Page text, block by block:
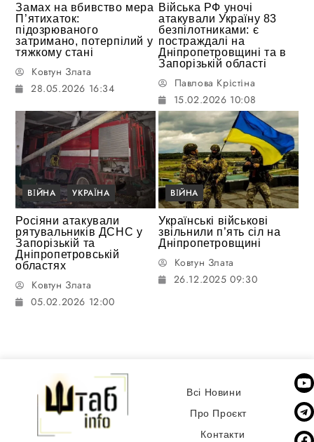
Замах на вбивство мера
П’ятихаток:
підозрюваного
затримано, потерпілий у
тяжкому стані
Ковтун Злата
28.05.2026 16:34
Війська РФ уночі
атакували Україну 83
безпілотниками: є
постраждалі на
Дніпропетровщині та в
Запорізькій області
Павлова Крістіна
15.02.2026 10:08
ВІЙНА УКРАЇНА
Росіяни атакували
рятувальників ДСНС у
Запорізькій та
Дніпропетровській
областях
Ковтун Злата
05.02.2026 12:00
ВІЙНА
Українські військові
звільнили п’ять сіл на
Дніпропетровщині
Ковтун Злата
26.12.2025 09:30
Всі Новини
Про Проєкт
Контакти